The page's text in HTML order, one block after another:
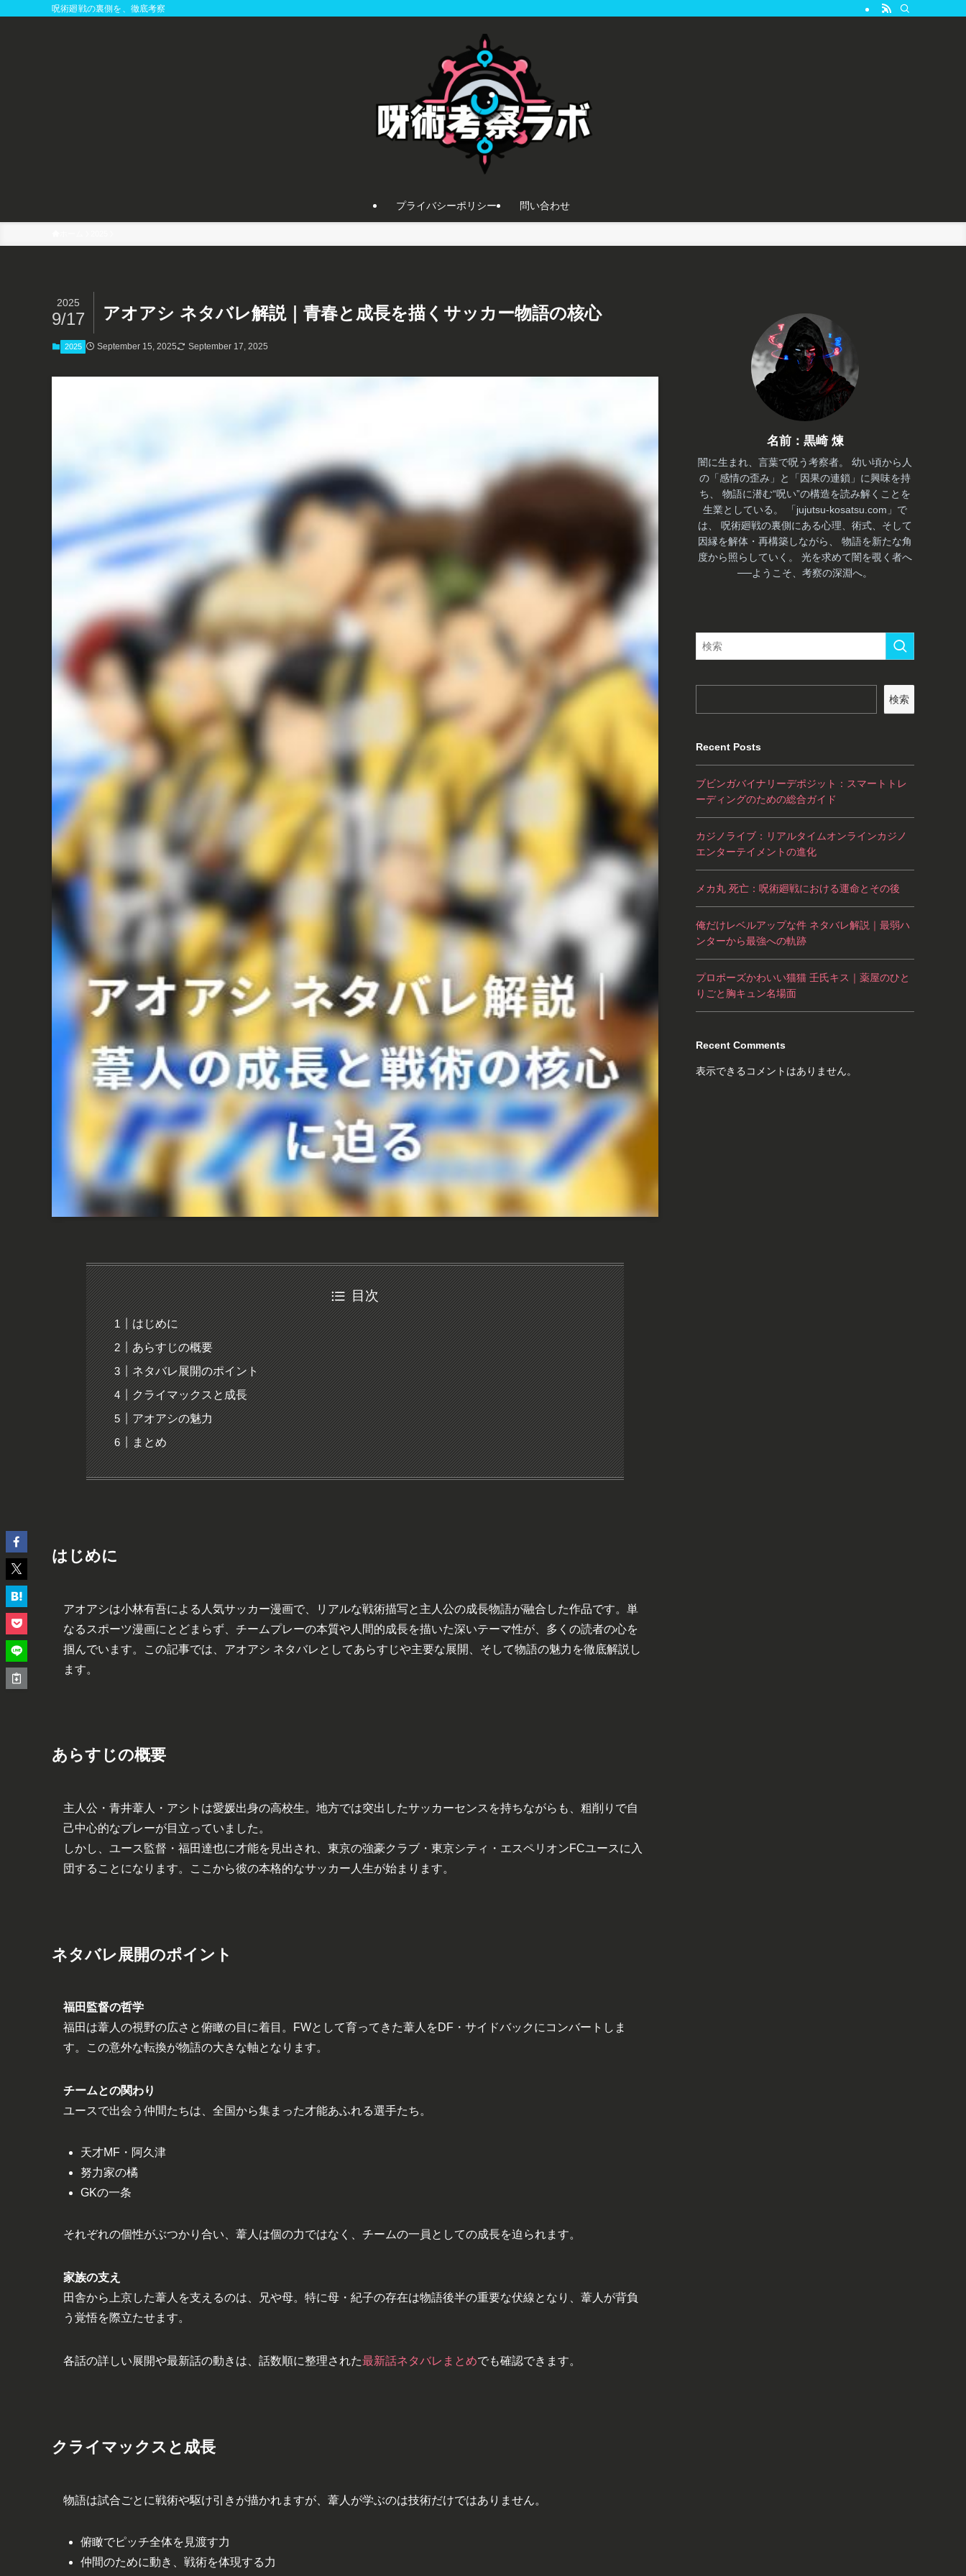
呪術廻戦の裏側を、徹底考察
プライバシーポリシー 問い合わせ
アオアシ ネタバレ解説｜青春と成長を描くサッカー物語の核心
2025
9/17
2025 September 15, 2025 September 17, 2025
目次
はじめに
あらすじの概要
ネタバレ展開のポイント
クライマックスと成長
アオアシの魅力
まとめ
はじめに
アオアシは小林有吾による人気サッカー漫画で、リアルな戦術描写と主人公の成長物語が融合した作品です。単
なるスポーツ漫画にとどまらず、チームプレーの本質や人間的成長を描いた深いテーマ性が、多くの読者の心を
掴んでいます。この記事では、アオアシ ネタバレとしてあらすじや主要な展開、そして物語の魅力を徹底解説し
ます。
あらすじの概要
主人公・青井葦人・アシトは愛媛出身の高校生。地方では突出したサッカーセンスを持ちながらも、粗削りで自
己中心的なプレーが目立っていました。
しかし、ユース監督・福田達也に才能を見出され、東京の強豪クラブ・東京シティ・エスペリオンFCユースに入
団することになります。ここから彼の本格的なサッカー人生が始まります。
ネタバレ展開のポイント
福田監督の哲学
福田は葦人の視野の広さと俯瞰の目に着目。FWとして育ってきた葦人をDF・サイドバックにコンバートしま
す。この意外な転換が物語の大きな軸となります。
チームとの関わり
ユースで出会う仲間たちは、全国から集まった才能あふれる選手たち。
天才MF・阿久津
努力家の橘
GKの一条
それぞれの個性がぶつかり合い、葦人は個の力ではなく、チームの一員としての成長を迫られます。
家族の支え
田舎から上京した葦人を支えるのは、兄や母。特に母・紀子の存在は物語後半の重要な伏線となり、葦人が背負
う覚悟を際立たせます。
各話の詳しい展開や最新話の動きは、話数順に整理された最新話ネタバレまとめでも確認できます。
クライマックスと成長
物語は試合ごとに戦術や駆け引きが描かれますが、葦人が学ぶのは技術だけではありません。
俯瞰でピッチ全体を見渡す力
仲間のために動き、戦術を体現する力
名前：黒崎 煉
闇に生まれ、言葉で呪う考察者。 幼い頃から人
の「感情の歪み」と「因果の連鎖」に興味を持
ち、 物語に潜む“呪い”の構造を読み解くことを
生業としている。 「jujutsu-kosatsu.com」で
は、 呪術廻戦の裏側にある心理、術式、そして
因縁を解体・再構築しながら、 物語を新たな角
度から照らしていく。 光を求めて闇を覗く者へ
──ようこそ、考察の深淵へ。
検索
Recent Posts
ブビンガバイナリーデポジット：スマートトレ
ーディングのための総合ガイド
カジノライブ：リアルタイムオンラインカジノ
エンターテイメントの進化
メカ丸 死亡：呪術廻戦における運命とその後
俺だけレベルアップな件 ネタバレ解説｜最弱ハ
ンターから最強への軌跡
プロポーズかわいい猫猫 壬氏キス｜薬屋のひと
りごと胸キュン名場面
Recent Comments
表示できるコメントはありません。